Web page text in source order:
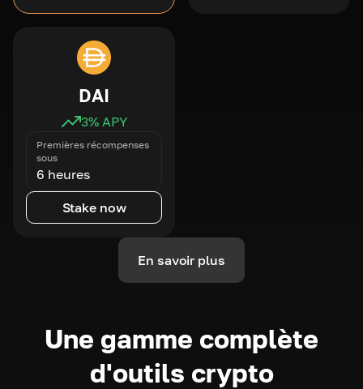
DAI
3% APY
Premières récompenses
sous
6 heures
Stake now
En savoir plus
Une gamme complète
d'outils crypto